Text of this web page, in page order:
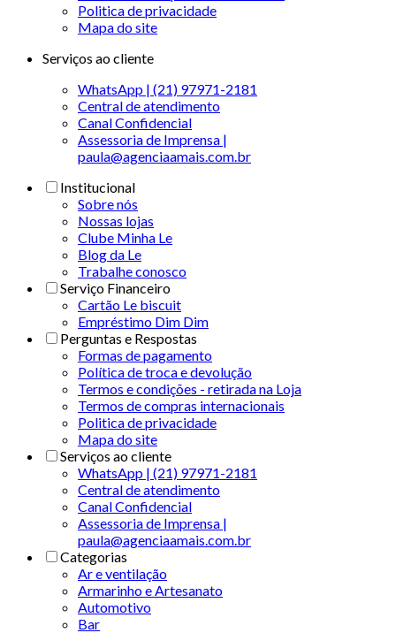
Politica de privacidade
Mapa do site
Serviços ao cliente
WhatsApp | (21) 97971-2181
Central de atendimento
Canal Confidencial
Assessoria de Imprensa |
paula@agenciaamais.com.br
Institucional
Sobre nós
Nossas lojas
Clube Minha Le
Blog da Le
Trabalhe conosco
Serviço Financeiro
Cartão Le biscuit
Empréstimo Dim Dim
Perguntas e Respostas
Formas de pagamento
Política de troca e devolução
Termos e condições - retirada na Loja
Termos de compras internacionais
Politica de privacidade
Mapa do site
Serviços ao cliente
WhatsApp | (21) 97971-2181
Central de atendimento
Canal Confidencial
Assessoria de Imprensa |
paula@agenciaamais.com.br
Categorias
Ar e ventilação
Armarinho e Artesanato
Automotivo
Bar